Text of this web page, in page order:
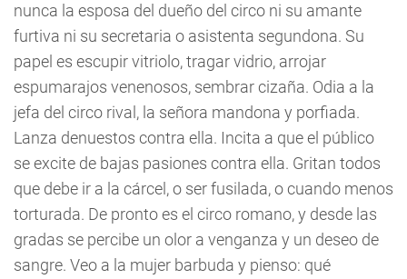
nunca la esposa del dueño del circo ni su amante
furtiva ni su secretaria o asistenta segundona. Su
papel es escupir vitriolo, tragar vidrio, arrojar
espumarajos venenosos, sembrar cizaña. Odia a la
jefa del circo rival, la señora mandona y porfiada.
Lanza denuestos contra ella. Incita a que el público
se excite de bajas pasiones contra ella. Gritan todos
que debe ir a la cárcel, o ser fusilada, o cuando menos
torturada. De pronto es el circo romano, y desde las
gradas se percibe un olor a venganza y un deseo de
sangre. Veo a la mujer barbuda y pienso: qué